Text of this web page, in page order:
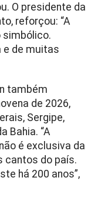
O presidente da
reforçou: “A
simbólico.
e de muitas
também
de 2026,
Sergipe,
Bahia. “A
é exclusiva da
cantos do país.
há 200 anos”,